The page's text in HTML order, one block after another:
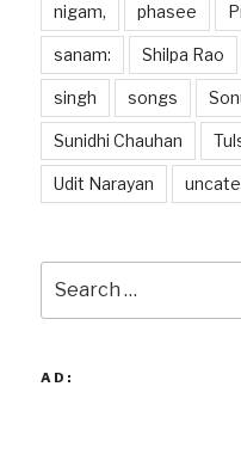
nigam, phasee
sanam: Shilpa Rao
singh songs
Sunidhi Chauhan
Udit Narayan
for:
AD: